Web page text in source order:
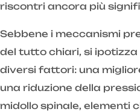
riscontri ancora più
Sebbene i meccanismi
del tutto chiari, si
diversi fattori: una
una riduzione della
midollo spinale, elementi